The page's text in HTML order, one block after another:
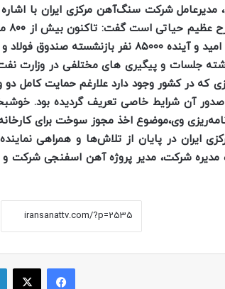
شرکت سنگ‌آهن مرکزی ایران با
شرکت تحت تاثیر قرار خواهد گرفت.
افزود: طی ۱۸ ماه گذشته جلسات و پیگیری های مختلفی
که در کشور وجود دارد علارغم حمایت کامل
صدور آن شرایط خاصی تعریف گردیده بود.
وی،موضوع اخذ مجوز سوخت برای
ایران در پایان از تلاش‌ها و همراهی
شرکت، مدیر پروژه آهن اسفنجی شرکت
فیسبوک ایکس